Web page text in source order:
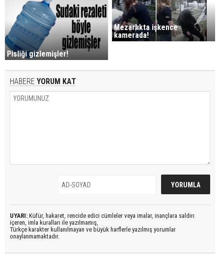
Pisliği gizlemişler!
Mezarlıkta işkence
kamerada!
HABERE YORUM KAT
UYARI: Küfür, hakaret, rencide edici cümleler veya imalar, inançlara saldırı
içeren, imla kuralları ile yazılmamış,
Türkçe karakter kullanılmayan ve büyük harflerle yazılmış yorumlar
onaylanmamaktadır.